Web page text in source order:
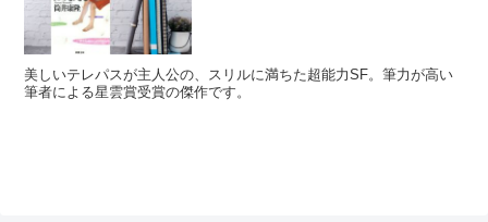
美しいテレパスが主人公の、スリルに満ちた超能力SF。筆力が高い
筆者による星雲賞受賞の傑作です。